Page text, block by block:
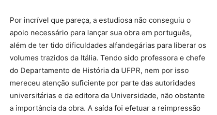
Por incrível que pareça, a estudiosa não conseguiu o
apoio necessário para lançar sua obra em português,
além de ter tido dificuldades alfandegárias para liberar os
volumes trazidos da Itália. Tendo sido professora e chefe
do Departamento de História da UFPR, nem por isso
mereceu atenção suficiente por parte das autoridades
universitárias e da editora da Universidade, não obstante
a importância da obra. A saída foi efetuar a reimpressão